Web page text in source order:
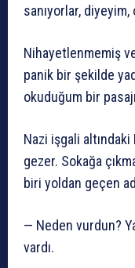
sanıyorlar,
Nihayetlenmemiş
panik bir şekilde
okuduğum bir
Nazi işgali
gezer. Sokağa
biri yoldan geçen
— Neden vurdun?
vardı.